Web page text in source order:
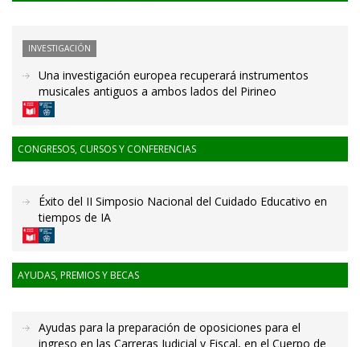
INVESTIGACIÓN
Una investigación europea recuperará instrumentos
musicales antiguos a ambos lados del Pirineo
CONGRESOS, CURSOS Y CONFERENCIAS
Éxito del II Simposio Nacional del Cuidado Educativo en
tiempos de IA
AYUDAS, PREMIOS Y BECAS
Ayudas para la preparación de oposiciones para el
ingreso en las Carreras Judicial y Fiscal, en el Cuerpo de